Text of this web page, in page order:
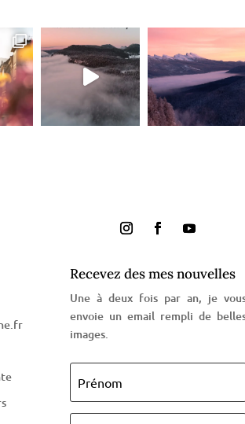
Recevez des mes nouvelles
Une à deux fois par an, je
envoie un email rempli de
images.